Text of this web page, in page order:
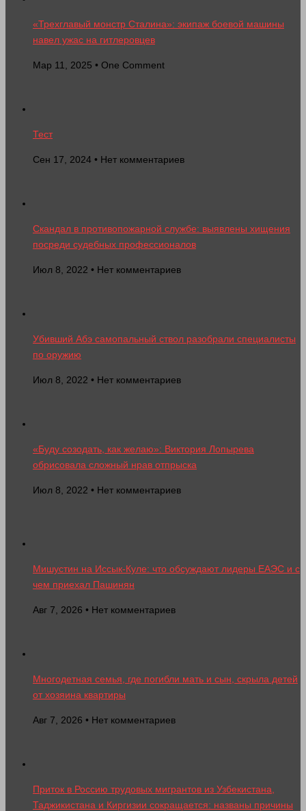
«Трехглавый монстр Сталина»: экипаж боевой машины
навел ужас на гитлеровцев
Мар 11, 2025 • One Comment
Тест
Сен 17, 2024 • Нет комментариев
Скандал в противопожарной службе: выявлены хищения
посреди судебных профессионалов
Июл 8, 2022 • Нет комментариев
Убивший Абэ самопальный ствол разобрали специалисты
по оружию
Июл 8, 2022 • Нет комментариев
«Буду созодать, как желаю»: Виктория Лопырева
обрисовала сложный нрав отпрыска
Июл 8, 2022 • Нет комментариев
Мишустин на Иссык-Куле: что обсуждают лидеры ЕАЭС и с
чем приехал Пашинян
Авг 7, 2026 • Нет комментариев
Многодетная семья, где погибли мать и сын, скрыла детей
от хозяина квартиры
Авг 7, 2026 • Нет комментариев
Приток в Россию трудовых мигрантов из Узбекистана,
Таджикистана и Киргизии сокращается: названы причины